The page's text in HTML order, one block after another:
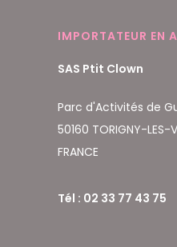
IMPORTATEUR EN
SAS Ptit Clown
Parc d'Activités de
50160 TORIGNY-LES-
FRANCE
Tél : 02 33 77 43 75